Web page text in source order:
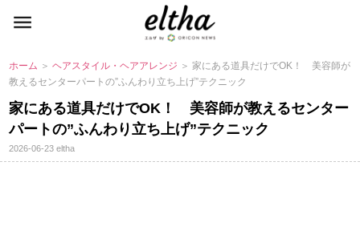
ホーム ＞ヘアスタイル・ヘアアレンジ ＞ 家にある道具だけでOK！ 美容師が
教えるセンターパートの”ふんわり立ち上げ”テクニック
家にある道具だけでOK！ 美容師が教えるセンター
パートの”ふんわり立ち上げ”テクニック
2026-06-23eltha